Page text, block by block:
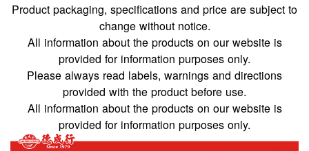
Product packaging, specifications and price are subject to
change without notice.
All information about the products on our website is
provided for information purposes only.
Please always read labels, warnings and directions
provided with the product before use.
All information about the products on our website is
provided for information purposes only.